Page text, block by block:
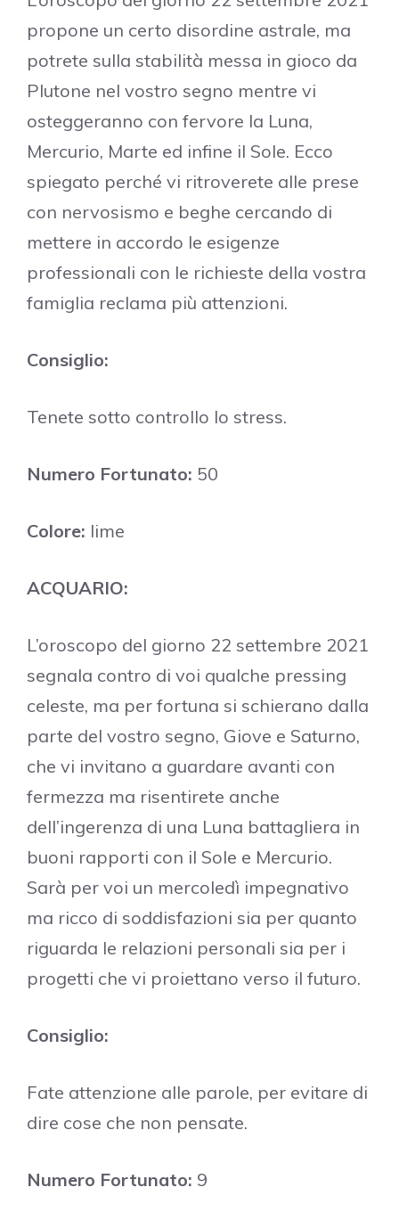
propone un certo disordine astrale, ma
potrete sulla stabilità messa in gioco da
Plutone nel vostro segno mentre vi
osteggeranno con fervore la Luna,
Mercurio, Marte ed infine il Sole. Ecco
spiegato perché vi ritroverete alle prese
con nervosismo e beghe cercando di
mettere in accordo le esigenze
professionali con le richieste della vostra
famiglia reclama più attenzioni.
Consiglio:
Tenete sotto controllo lo stress.
Numero Fortunato: 50
Colore: lime
ACQUARIO:
L’oroscopo del giorno 22 settembre 2021
segnala contro di voi qualche pressing
celeste, ma per fortuna si schierano dalla
parte del vostro segno, Giove e Saturno,
che vi invitano a guardare avanti con
fermezza ma risentirete anche
dell’ingerenza di una Luna battagliera in
buoni rapporti con il Sole e Mercurio.
Sarà per voi un mercoledì impegnativo
ma ricco di soddisfazioni sia per quanto
riguarda le relazioni personali sia per i
progetti che vi proiettano verso il futuro.
Consiglio:
Fate attenzione alle parole, per evitare di
dire cose che non pensate.
Numero Fortunato: 9